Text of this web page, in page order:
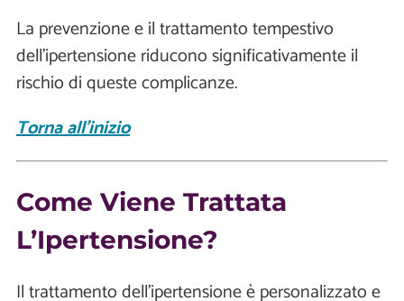
La prevenzione e il trattamento tempestivo
dell'ipertensione riducono significativamente il
rischio di queste complicanze.
Torna all'inizio
Come Viene Trattata
L’Ipertensione?
Il trattamento dell'ipertensione è personalizzato e